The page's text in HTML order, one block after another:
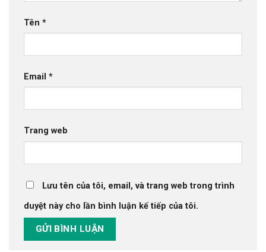
Tên *
Email *
Trang web
Lưu tên của tôi, email, và trang web trong trình
duyệt này cho lần bình luận kế tiếp của tôi.